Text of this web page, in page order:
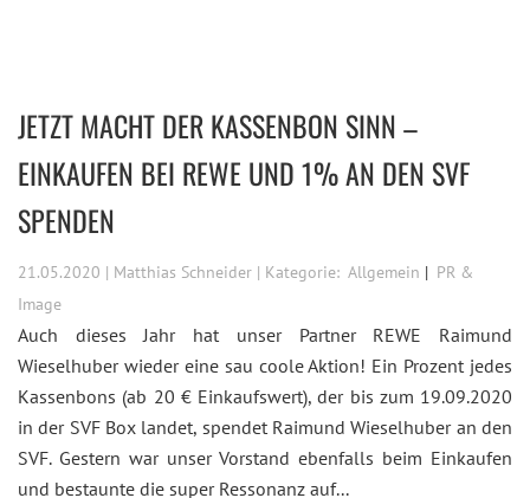
JETZT MACHT DER KASSENBON SINN –
EINKAUFEN BEI REWE UND 1% AN DEN SVF
SPENDEN
21.05.2020 | Matthias Schneider | Kategorie: Allgemein
PR &
Image
Auch dieses Jahr hat unser Partner REWE Raimund
Wieselhuber wieder eine sau coole Aktion! Ein Prozent jedes
Kassenbons (ab 20 € Einkaufswert), der bis zum 19.09.2020
in der SVF Box landet, spendet Raimund Wieselhuber an den
SVF. Gestern war unser Vorstand ebenfalls beim Einkaufen
und bestaunte die super Ressonanz auf...